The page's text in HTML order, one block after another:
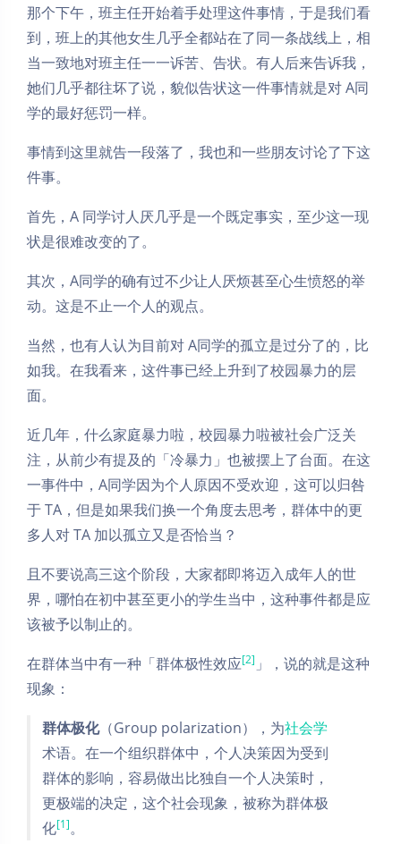
那个下午，班主任开始着手处理这件事情，于是我们看
到，班上的其他女生几乎全都站在了同一条战线上，相
当一致地对班主任一一诉苦、告状。有人后来告诉我，
她们几乎都往坏了说，貌似告状这一件事情就是对 A同
学的最好惩罚一样。
事情到这里就告一段落了，我也和一些朋友讨论了下这
件事。
首先，A 同学讨人厌几乎是一个既定事实，至少这一现
状是很难改变的了。
其次，A同学的确有过不少让人厌烦甚至心生愤怒的举
动。这是不止一个人的观点。
当然，也有人认为目前对 A同学的孤立是过分了的，比
如我。在我看来，这件事已经上升到了校园暴力的层
面。
近几年，什么家庭暴力啦，校园暴力啦被社会广泛关
注，从前少有提及的「冷暴力」也被摆上了台面。在这
一事件中，A同学因为个人原因不受欢迎，这可以归咎
于 TA，但是如果我们换一个角度去思考，群体中的更
多人对 TA 加以孤立又是否恰当？
且不要说高三这个阶段，大家都即将迈入成年人的世
界，哪怕在初中甚至更小的学生当中，这种事件都是应
该被予以制止的。
在群体当中有一种「群体极性效应[2] 」，说的就是这种
现象：
群体极化（Group polarization），为社会学
术语。在一个组织群体中，个人决策因为受到
群体的影响，容易做出比独自一个人决策时，
更极端的决定，这个社会现象，被称为群体极
化[1]。